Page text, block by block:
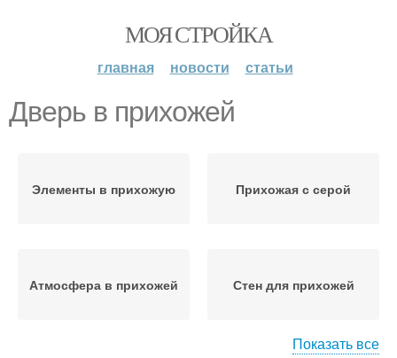
МОЯ СТРОЙКА
главная новости статьи
Дверь в прихожей
Элементы в прихожую Прихожая с серой
Атмосфера в прихожей Стен для прихожей
Показать все